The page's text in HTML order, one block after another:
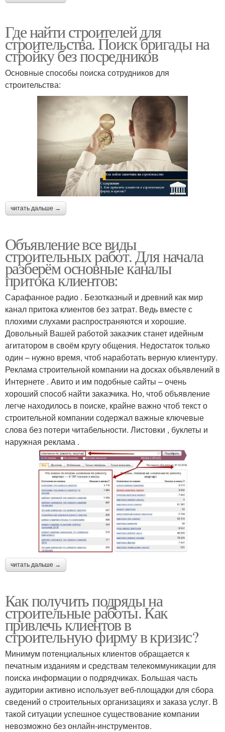
Где найти строителей для
строительства. Поиск бригады на
стройку без посредников
Основные способы поиска сотрудников для
строительства:
читать дальше →
Объявление все виды
строительных работ. Для начала
разберём основные каналы
притока клиентов:
Сарафанное радио . Безотказный и древний как мир
канал притока клиентов без затрат. Ведь вместе с
плохими слухами распространяются и хорошие.
Довольный Вашей работой заказчик станет идейным
агитатором в своём кругу общения. Недостаток только
один – нужно время, чтоб наработать верную клиентуру.
Реклама строительной компании на досках объявлений в
Интернете . Авито и им подобные сайты – очень
хороший способ найти заказчика. Но, чтоб объявление
легче находилось в поиске, крайне важно чтоб текст о
строительной компании содержал важные ключевые
слова без потери читабельности. Листовки , буклеты и
наружная реклама .
читать дальше →
Как получить подряды на
строительные работы. Как
привлечь клиентов в
строительную фирму в кризис?
Минимум потенциальных клиентов обращается к
печатным изданиям и средствам телекоммуникации для
поиска информации о подрядчиках. Большая часть
аудитории активно использует веб-площадки для сбора
сведений о строительных организациях и заказа услуг. В
такой ситуации успешное существование компании
невозможно без онлайн-инструментов.